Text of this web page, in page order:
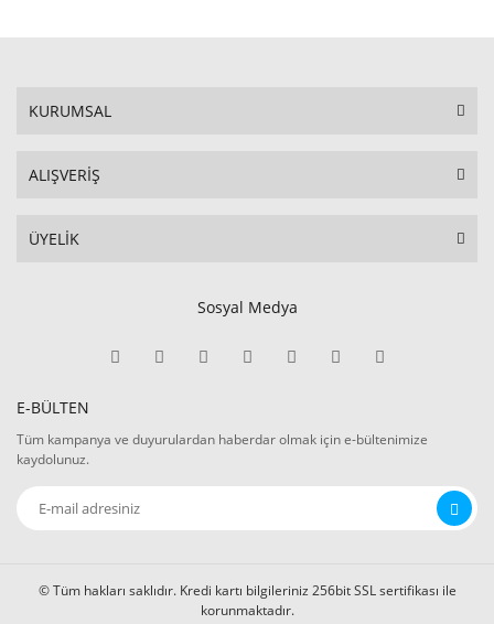
KURUMSAL
ALIŞVERİŞ
ÜYELİK
Sosyal Medya
E-BÜLTEN
Tüm kampanya ve duyurulardan haberdar olmak için e-bültenimize
kaydolunuz.
© Tüm hakları saklıdır. Kredi kartı bilgileriniz 256bit SSL sertifikası ile
korunmaktadır.